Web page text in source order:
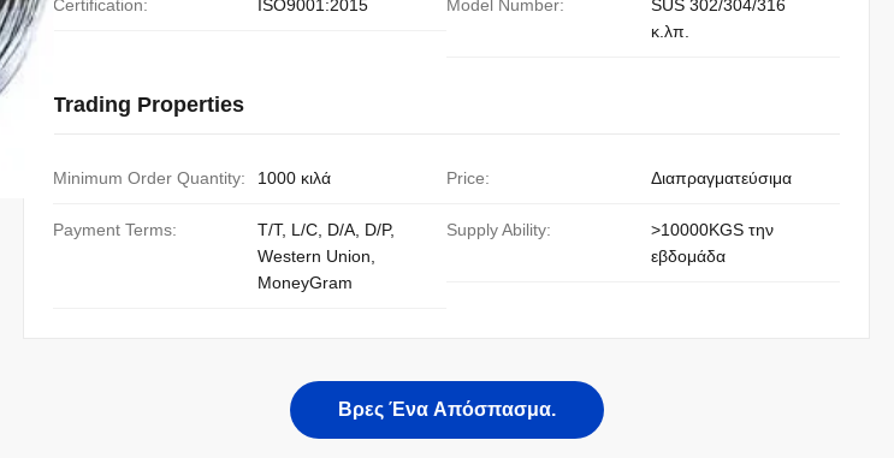
Certification: ISO9001:2015 Model Number:
SUS 302/304/316
κ.λπ.
Trading Properties
Minimum Order Quantity: 1000 κιλά Price: Διαπραγματεύσιμα
Payment Terms:
T/T, L/C, D/A, D/P,
Western Union,
MoneyGram
Supply Ability:
>10000KGS την
εβδομάδα
Βρες Ένα Απόσπασμα.